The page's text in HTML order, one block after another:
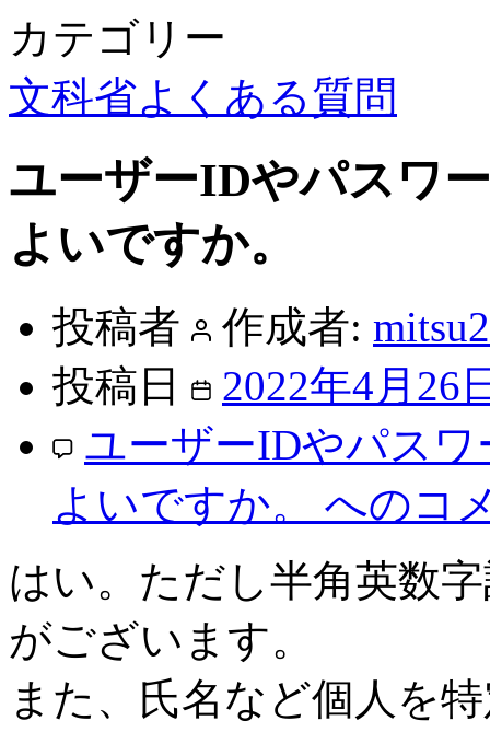
カテゴリー
文科省よくある質問
ユーザーIDやパスワ
よいですか。
投稿者 作成者:
投稿日
2022年4月26
ユーザーIDやパス
よいですか。 へのコ
はい。ただし半角英数
がございます。
また、氏名など個人を